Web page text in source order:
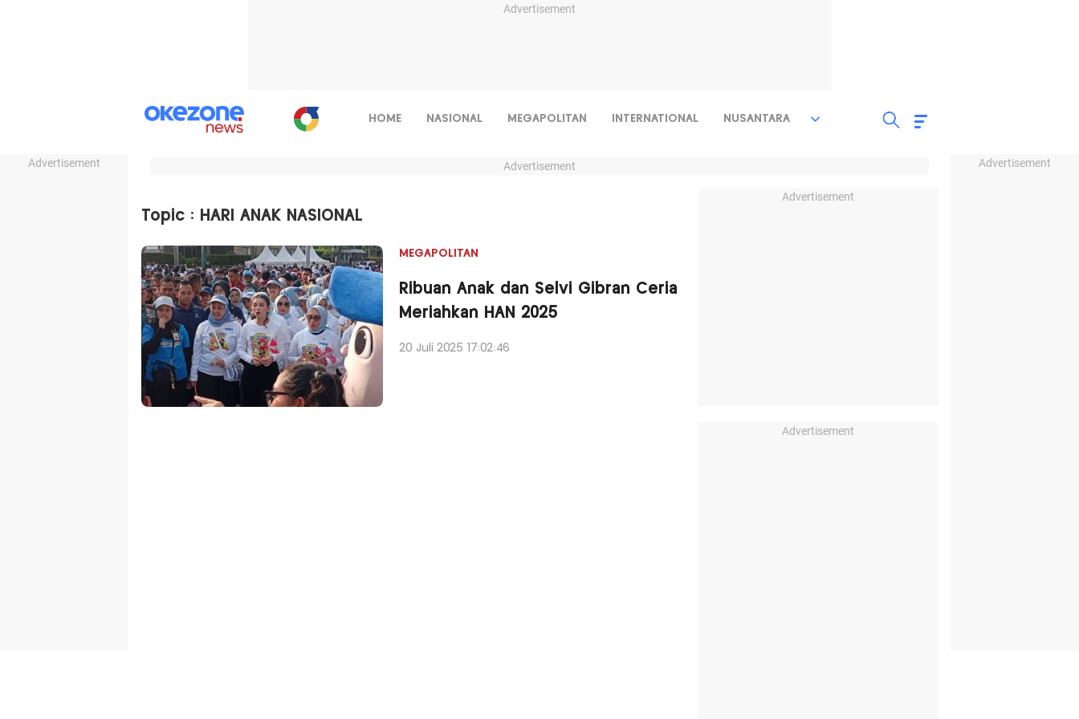
Advertisement
Advertisement Advertisement
HOME NASIONAL MEGAPOLITAN INTERNATIONAL NUSANTARA
Advertisement
Topic : HARI ANAK NASIONAL
MEGAPOLITAN
Ribuan Anak dan Selvi Gibran Ceria
Meriahkan HAN 2025
20 Juli 2025 17:02:46
Advertisement
Advertisement